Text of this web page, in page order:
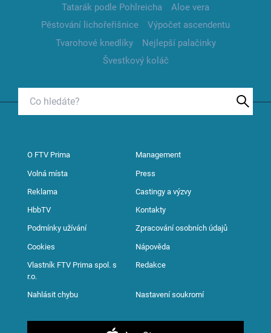
Tatarák podle Pohlreicha
Aloe vera
Pěstování lichořeřišnice
Výpočet ascendentu
Tvarohové knedlíky
Nejlepší palačinky
Švestkový koláč
O FTV Prima Management
Volná místa Press
Reklama Castingy a výzvy
HbbTV Kontakty
Podmínky užívání Zpracování osobních údajů
Cookies Nápověda
Vlastník FTV Prima spol. s
r.o.
Redakce
Nahlásit chybu Nastavení soukromí